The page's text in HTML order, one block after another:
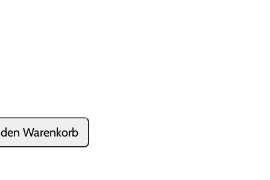
Warenkorb